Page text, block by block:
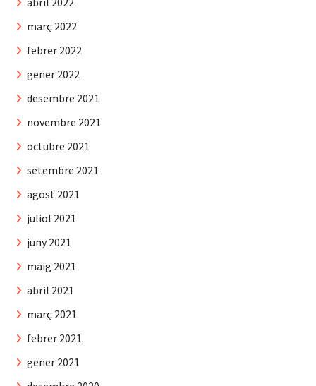
març 2022
febrer 2022
gener 2022
desembre 2021
novembre 2021
octubre 2021
setembre 2021
agost 2021
juliol 2021
juny 2021
maig 2021
abril 2021
març 2021
febrer 2021
gener 2021